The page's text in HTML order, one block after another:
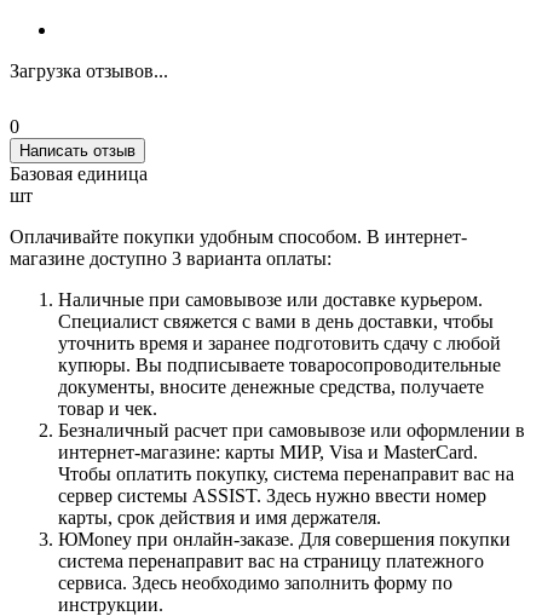
Загрузка отзывов...
0
Написать отзыв
Базовая единица
шт
Оплачивайте покупки удобным способом. В интернет-
магазине доступно 3 варианта оплаты:
Наличные при самовывозе или доставке курьером.
Специалист свяжется с вами в день доставки, чтобы
уточнить время и заранее подготовить сдачу с любой
купюры. Вы подписываете товаросопроводительные
документы, вносите денежные средства, получаете
товар и чек.
Безналичный расчет при самовывозе или оформлении в
интернет-магазине: карты МИР, Visa и MasterCard.
Чтобы оплатить покупку, система перенаправит вас на
сервер системы ASSIST. Здесь нужно ввести номер
карты, срок действия и имя держателя.
ЮMoney при онлайн-заказе. Для совершения покупки
система перенаправит вас на страницу платежного
сервиса. Здесь необходимо заполнить форму по
инструкции.